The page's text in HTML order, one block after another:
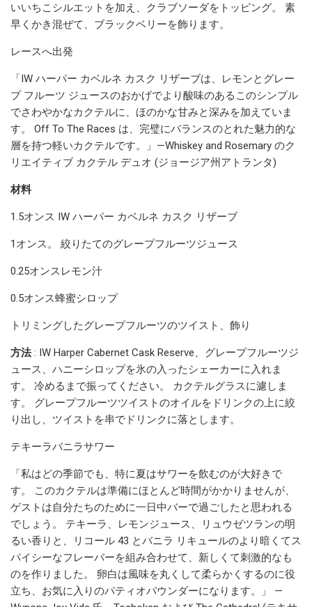
いいちこシルエットを加え、クラブソーダをトッピング。 素
早くかき混ぜて、ブラックベリーを飾ります。
レースへ出発
「IW ハーパー カベルネ カスク リザーブは、レモンとグレー
プ フルーツ ジュースのおかげでより酸味のあるこのシンプル
でさわやかなカクテルに、ほのかな甘みと深みを加えていま
す。 Off To The Races は、完璧にバランスのとれた魅力的な
層を持つ軽いカクテルです。」—Whiskey and Rosemary のク
リエイティブ カクテル デュオ (ジョージア州アトランタ)
材料
1.5オンス IW ハーパー カベルネ カスク リザーブ
1オンス。 絞りたてのグレープフルーツジュース
0.25オンスレモン汁
0.5オンス蜂蜜シロップ
トリミングしたグレープフルーツのツイスト、飾り
方法: IW Harper Cabernet Cask Reserve、グレープフルーツジ
ュース、ハニーシロップを氷の入ったシェーカーに入れま
す。 冷めるまで振ってください。 カクテルグラスに濾しま
す。 グレープフルーツツイストのオイルをドリンクの上に絞
り出し、ツイストを串でドリンクに落とします。
テキーラバニラサワー
「私はどの季節でも、特に夏はサワーを飲むのが大好きで
す。 このカクテルは準備にほとんど時間がかかりませんが、
ゲストは自分たちのために一日中バーで過ごしたと思われる
でしょう。 テキーラ、レモンジュース、リュウゼツランの明
るい香りと、リコール 43 とバニラ リキュールのより暗くてス
パイシーなフレーバーを組み合わせて、新しくて刺激的なも
のを作りました。 卵白は風味を丸くして柔らかくするのに役
立ち、お気に入りのパティオパウンダーになります。」 —